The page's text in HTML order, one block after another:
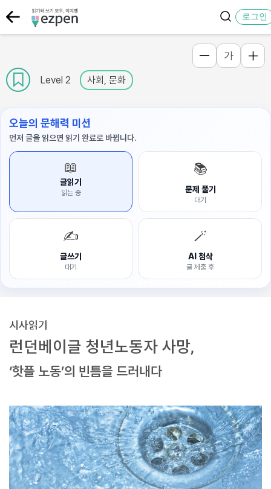
로그인
Level 2 사회, 문화
가
오늘의 문해력 미션
먼저 글을 읽으면 읽기 완료로 바뀝니다.
📖
글읽기
읽는 중
📚
문제 풀기
대기
✍️
글쓰기
대기
🪄
AI 첨삭
글 제출 후
시사읽기
런던베이글 청년노동자 사망,
‘핫플 노동’의 빈틈을 드러내다